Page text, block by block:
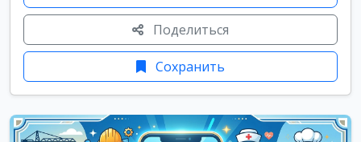
Поделиться
Сохранить